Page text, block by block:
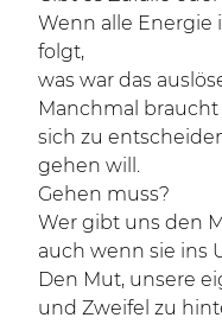
Wenn alle
folgt,
was war das
Manchmal braucht
sich zu
gehen will.
Gehen muss?
Wer gibt uns den
auch wenn sie ins
Den Mut, unsere
und Zweifel zu